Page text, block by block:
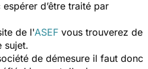
d’être traité par
de l'ASEF vous trouverez de
sujet.
de démesure il faut donc